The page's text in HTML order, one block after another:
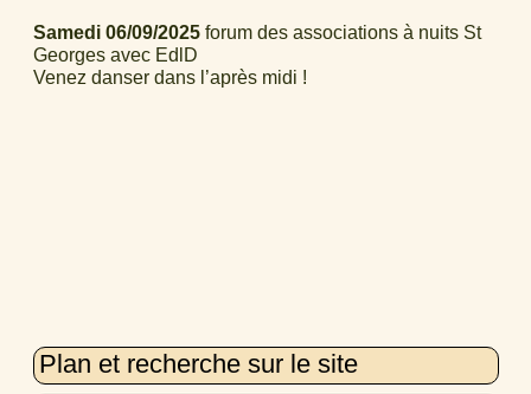
Samedi 06/09/2025forum des associations à nuits St
Georges avec EdlD
Venez danser dans l’après midi !
Plan et recherche sur le site